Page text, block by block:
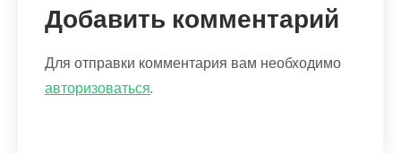
Добавить комментарий
Для отправки комментария вам необходимо
авторизоваться.